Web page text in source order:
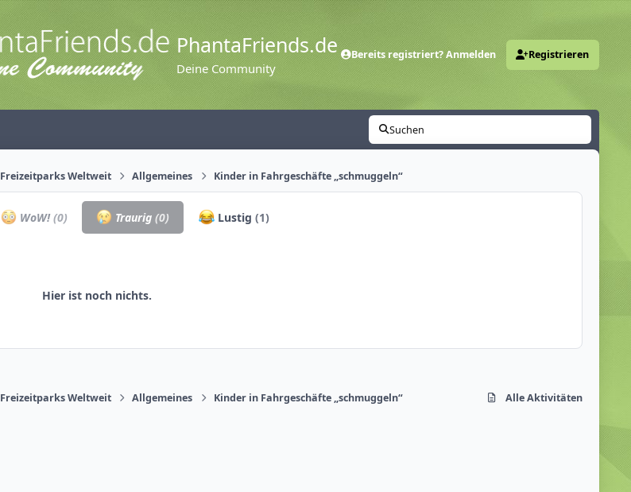
PhantaFriends.de
Deine Community
Bereits registriert? Anmelden Registrieren
Suchen
Freizeitparks Weltweit Allgemeines Kinder in Fahrgeschäfte „schmuggeln“
WoW!(0) Traurig(0) Lustig (1)
Hier ist noch nichts.
Freizeitparks Weltweit Allgemeines Kinder in Fahrgeschäfte „schmuggeln“ Alle Aktivitäten